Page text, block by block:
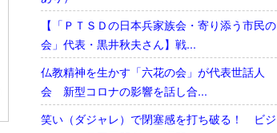
【「ＰＴＳＤの日本兵家族会・寄り添う市民の
会」代表・黒井秋夫さん】戦...
仏教精神を生かす「六花の会」が代表世話人
会 新型コロナの影響を話し合...
笑い（ダジャレ）で閉塞感を打ち破る！ ビジ